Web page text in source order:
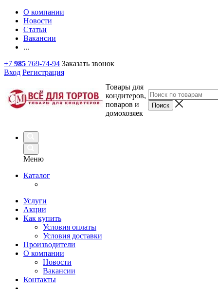
О компании
Новости
Статьи
Вакансии
...
+7 985 769-74-94 Заказать звонок
Вход Регистрация
Товары для
кондитеров,
поваров и
домохозяек
Меню
Каталог
Услуги
Акции
Как купить
Условия оплаты
Условия доставки
Производители
О компании
Новости
Вакансии
Контакты